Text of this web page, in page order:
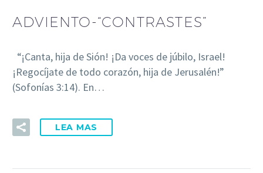
ADVIENTO-“CONTRASTES”
“¡Canta, hija de Sión! ¡Da voces de júbilo, Israel!
¡Regocíjate de todo corazón, hija de Jerusalén!”
(Sofonías 3:14). En…
LEA MAS